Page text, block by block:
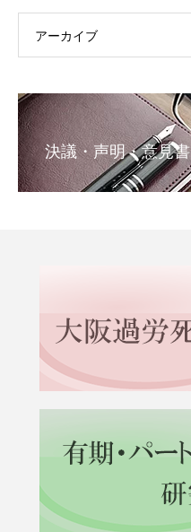
アーカイブ
決議・声明・意見書